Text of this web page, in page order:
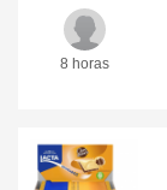
8 horas